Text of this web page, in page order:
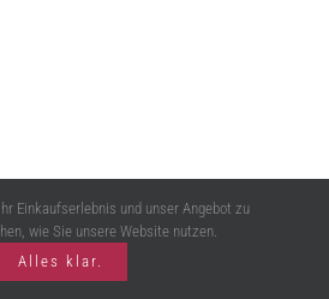
Einkaufserlebnis und unser Angebot zu
wie Sie unsere Website nutzen.
Alles klar.